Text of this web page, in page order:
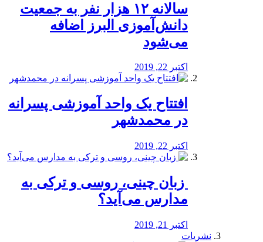
️سالانه ۱۲ هزار نفر به جمعیت
دانش‌آموزی البرز اضافه
می‌شود
اکتبر 22, 2019
افتتاح یک واحد آموزشی پسرانه
در محمدشهر
اکتبر 22, 2019
️ زبان چینی، روسی و ترکی به
مدارس می‌آید؟
اکتبر 21, 2019
نشریات